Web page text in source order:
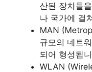
산된 장치들
나 국가에 걸
MAN
규모의 네트
되어 형성됩
WLAN